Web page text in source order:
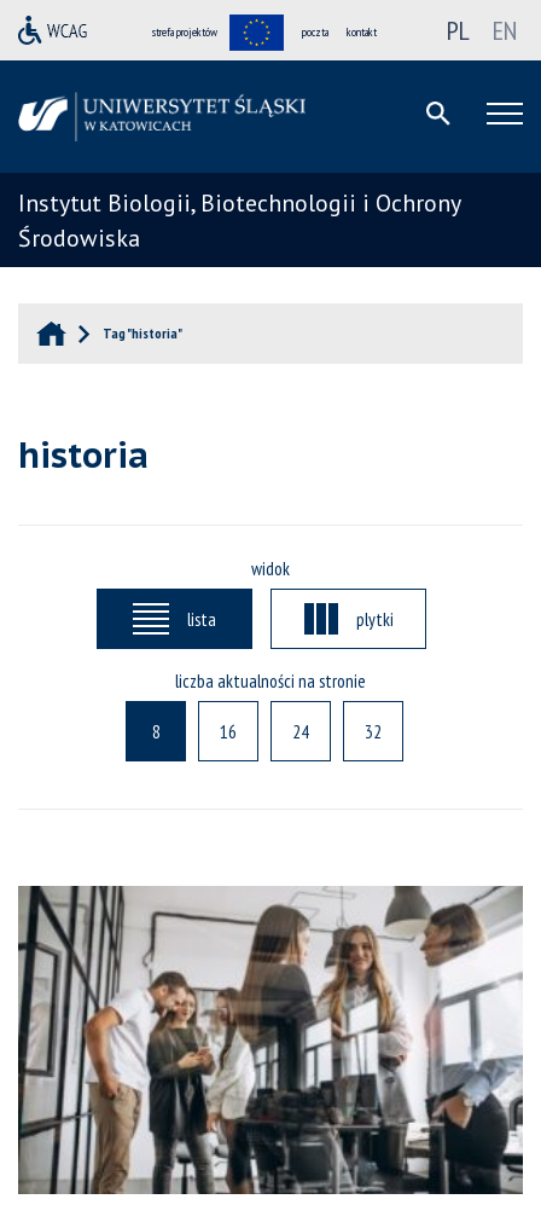
strefa projektów poczta kontakt PL EN
Instytut Biologii, Biotechnologii i Ochrony
Środowiska
Tag "historia"
historia
widok
lista plytki
liczba aktualności na stronie
8 16 24 32